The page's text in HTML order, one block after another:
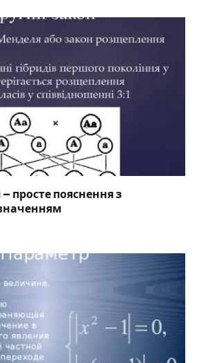
просте пояснення з